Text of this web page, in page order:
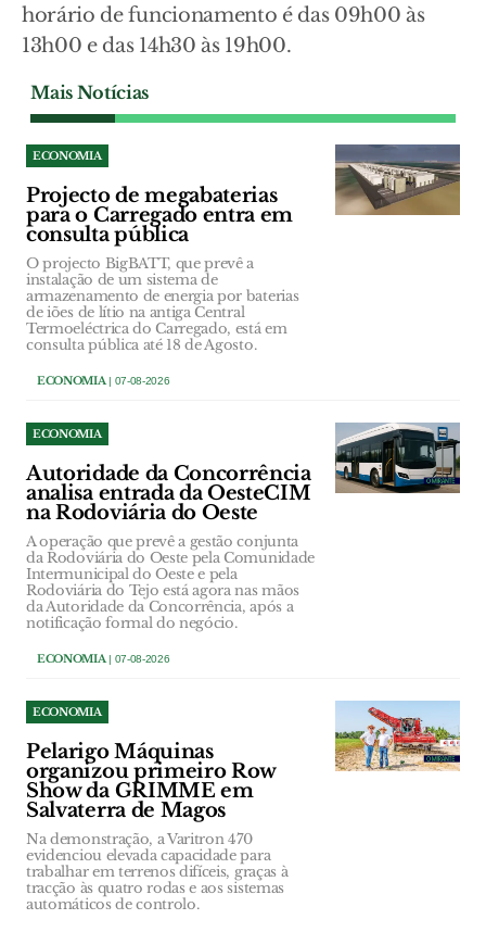
horário de funcionamento é das 09h00 às
13h00 e das 14h30 às 19h00.
Mais Notícias
ECONOMIA
Projecto de megabaterias
para o Carregado entra em
consulta pública
O projecto BigBATT, que prevê a
instalação de um sistema de
armazenamento de energia por baterias
de iões de lítio na antiga Central
Termoeléctrica do Carregado, está em
consulta pública até 18 de Agosto.
ECONOMIA| 07-08-2026
ECONOMIA
Autoridade da Concorrência
analisa entrada da OesteCIM
na Rodoviária do Oeste
A operação que prevê a gestão conjunta
da Rodoviária do Oeste pela Comunidade
Intermunicipal do Oeste e pela
Rodoviária do Tejo está agora nas mãos
da Autoridade da Concorrência, após a
notificação formal do negócio.
ECONOMIA| 07-08-2026
ECONOMIA
Pelarigo Máquinas
organizou primeiro Row
Show da GRIMME em
Salvaterra de Magos
Na demonstração, a Varitron 470
evidenciou elevada capacidade para
trabalhar em terrenos difíceis, graças à
tracção às quatro rodas e aos sistemas
automáticos de controlo.